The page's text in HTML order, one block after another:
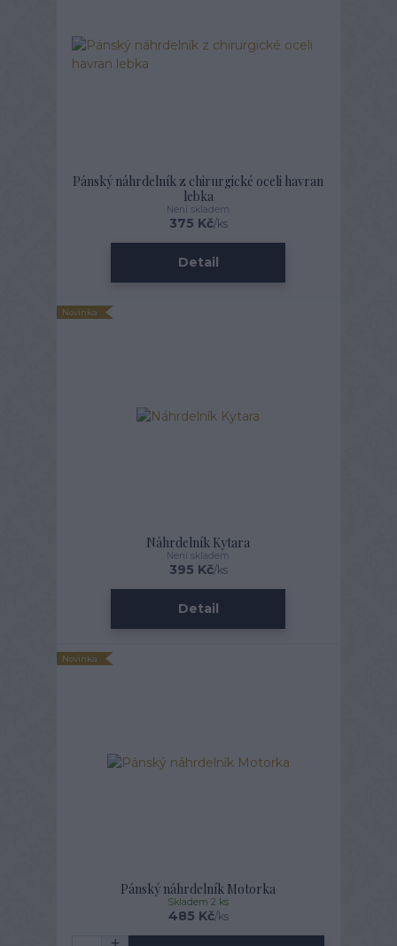
Pánský náhrdelník z chirurgické oceli havran
lebka
375 Kč/ks
Není skladem
Detail
Novinka
Náhrdelník Kytara
395 Kč/ks
Není skladem
Detail
Novinka
Pánský náhrdelník Motorka
485 Kč/ks
Skladem 2 ks